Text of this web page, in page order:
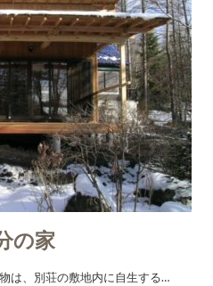
の家
は、別荘の敷地内に自生する…